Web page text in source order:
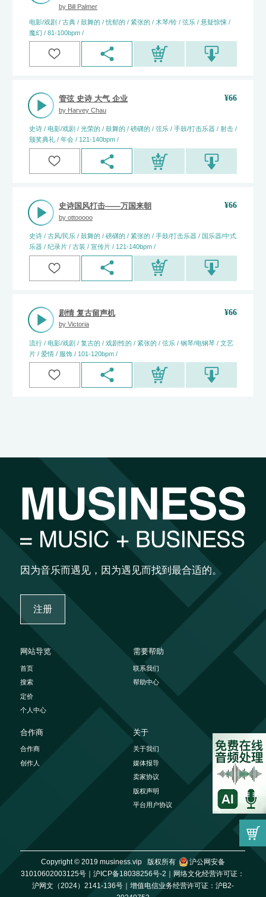
by Bill Palmer
电影/戏剧 / 古典 / 鼓舞的 / 忧郁的 / 紧张的 / 木琴/铃 / 弦乐 / 悬疑惊悚 /
魔幻 / 81-100bpm /
管弦 史诗 大气 企业
by Harvey Chau
¥66
史诗 / 电影/戏剧 / 光荣的 / 鼓舞的 / 磅礴的 / 弦乐 / 手鼓/打击乐器 / 射击 /
颁奖典礼 / 年会 / 121-140bpm /
史诗国风打击——万国来朝
by ottooooo
¥66
史诗 / 古风/民乐 / 鼓舞的 / 磅礴的 / 紧张的 / 手鼓/打击乐器 / 国乐器/中式
乐器 / 纪录片 / 古装 / 宣传片 / 121-140bpm /
剧情 复古留声机
by Victoria
¥66
流行 / 电影/戏剧 / 复古的 / 戏剧性的 / 紧张的 / 弦乐 / 钢琴/电钢琴 / 文艺
片 / 爱情 / 服饰 / 101-120bpm /
因为音乐而遇见，因为遇见而找到最合适的。
注册
网站导览
首页
搜索
定价
个人中心
需要帮助
联系我们
帮助中心
合作商
合作商
创作人
关于
关于我们
媒体报导
卖家协议
版权声明
平台用户协议
Copyright © 2019 musiness.vip 版权所有
沪公网安备
31010602003125号｜ 沪ICP备18038256号-2｜
网络文化经营许可证：
沪网文（2024）2141-136号｜ 增值电信业务经营许可证：沪B2-